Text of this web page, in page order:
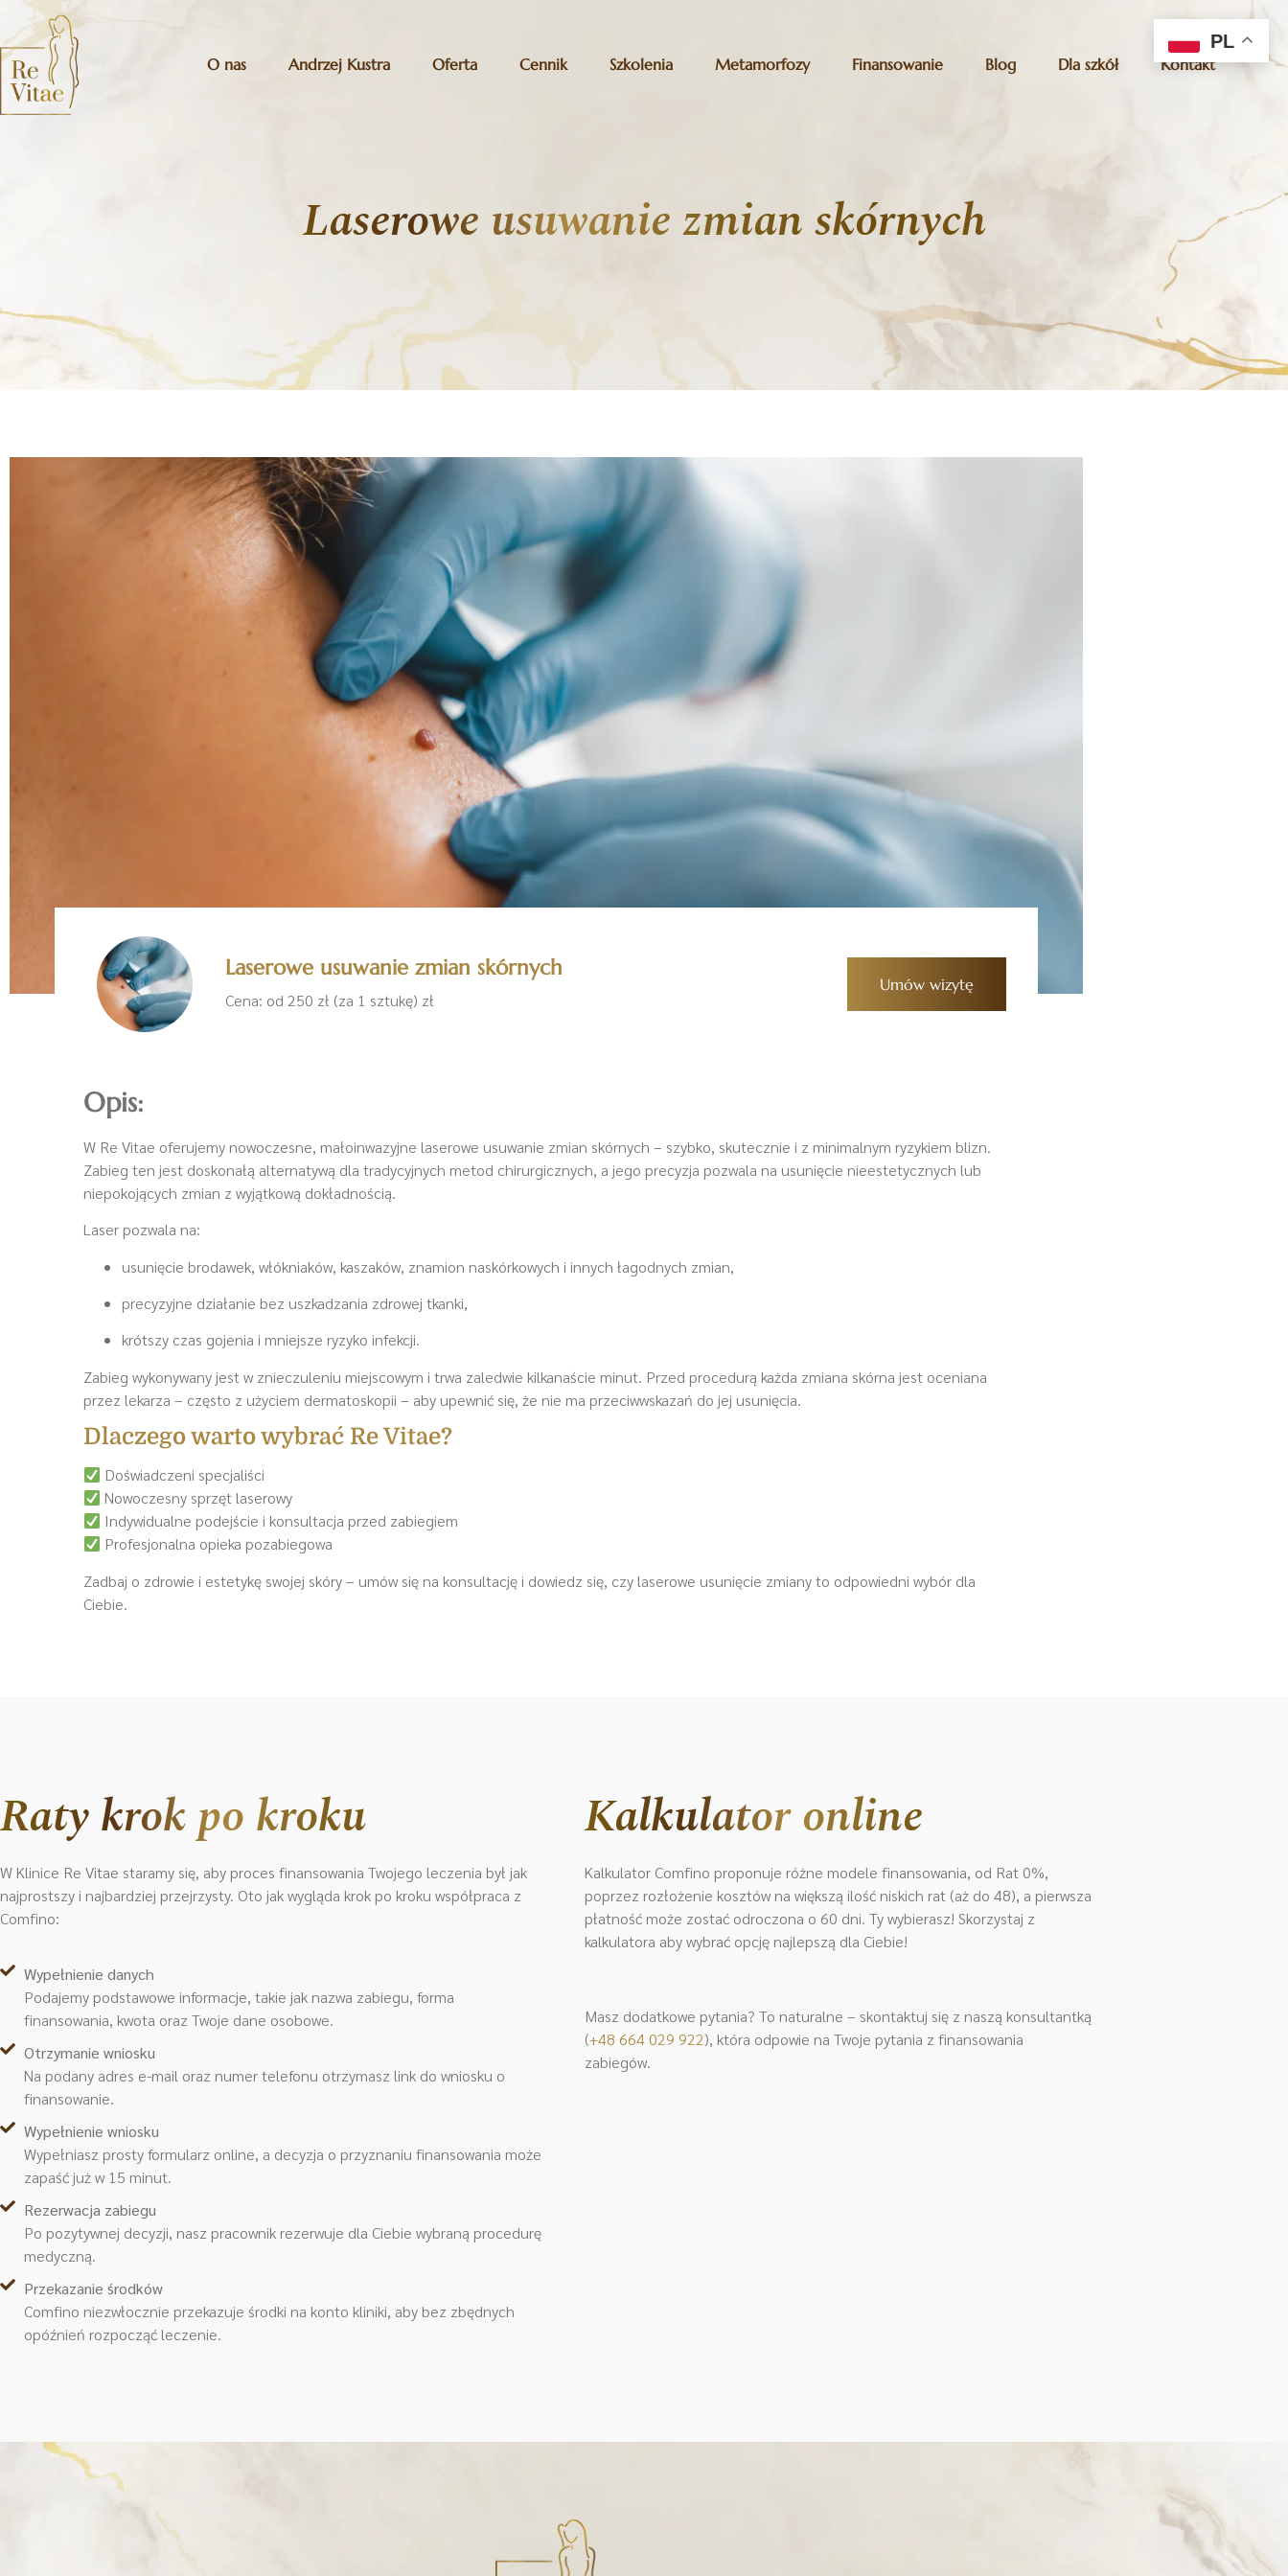
O nas Andrzej Kustra Oferta Cennik Szkolenia Metamorfozy Finansowanie Blog Dla szkół Kontakt
Laserowe usuwanie zmian skórnych
Laserowe usuwanie zmian skórnych
Cena: od 250 zł (za 1 sztukę) zł
Umów wizytę
Opis:
W Re Vitae oferujemy nowoczesne, małoinwazyjne laserowe usuwanie zmian skórnych – szybko, skutecznie i z minimalnym ryzykiem blizn.
Zabieg ten jest doskonałą alternatywą dla tradycyjnych metod chirurgicznych, a jego precyzja pozwala na usunięcie nieestetycznych lub
niepokojących zmian z wyjątkową dokładnością.
Laser pozwala na:
usunięcie brodawek, włókniaków, kaszaków, znamion naskórkowych i innych łagodnych zmian,
precyzyjne działanie bez uszkadzania zdrowej tkanki,
krótszy czas gojenia i mniejsze ryzyko infekcji.
Zabieg wykonywany jest w znieczuleniu miejscowym i trwa zaledwie kilkanaście minut. Przed procedurą każda zmiana skórna jest oceniana
przez lekarza – często z użyciem dermatoskopii – aby upewnić się, że nie ma przeciwwskazań do jej usunięcia.
Dlaczego warto wybrać Re Vitae?
Doświadczeni specjaliści
Nowoczesny sprzęt laserowy
Indywidualne podejście i konsultacja przed zabiegiem
Profesjonalna opieka pozabiegowa
Zadbaj o zdrowie i estetykę swojej skóry – umów się na konsultację i dowiedz się, czy laserowe usunięcie zmiany to odpowiedni wybór dla
Ciebie.
Raty krok po kroku
W Klinice Re Vitae staramy się, aby proces finansowania Twojego leczenia był jak
najprostszy i najbardziej przejrzysty. Oto jak wygląda krok po kroku współpraca z
Comfino:
Wypełnienie danych
Podajemy podstawowe informacje, takie jak nazwa zabiegu, forma
finansowania, kwota oraz Twoje dane osobowe.
Otrzymanie wniosku
Na podany adres e-mail oraz numer telefonu otrzymasz link do wniosku o
finansowanie.
Wypełnienie wniosku
Wypełniasz prosty formularz online, a decyzja o przyznaniu finansowania może
zapaść już w 15 minut.
Rezerwacja zabiegu
Po pozytywnej decyzji, nasz pracownik rezerwuje dla Ciebie wybraną procedurę
medyczną.
Przekazanie środków
Comfino niezwłocznie przekazuje środki na konto kliniki, aby bez zbędnych
opóźnień rozpocząć leczenie.
Kalkulator online
Kalkulator Comfino proponuje różne modele finansowania, od Rat 0%,
poprzez rozłożenie kosztów na większą ilość niskich rat (aż do 48), a pierwsza
płatność może zostać odroczona o 60 dni. Ty wybierasz! Skorzystaj z
kalkulatora aby wybrać opcję najlepszą dla Ciebie!
Masz dodatkowe pytania? To naturalne – skontaktuj się z naszą konsultantką
(+48 664 029 922), która odpowie na Twoje pytania z finansowania
zabiegów.
PL